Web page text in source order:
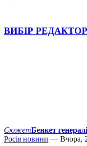
ВИБІР
СюжетБенкет
Росія новини — Вчора,